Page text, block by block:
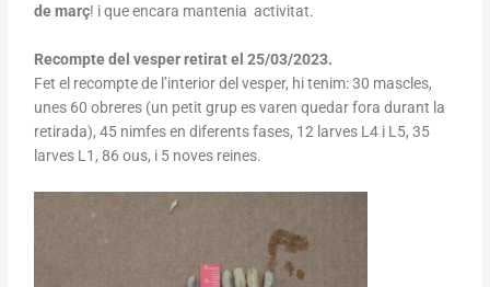
de març! i que encara mantenia activitat.
Recompte del vesper retirat el 25/03/2023.
Fet el recompte de l’interior del vesper, hi tenim: 30 mascles,
unes 60 obreres (un petit grup es varen quedar fora durant la
retirada), 45 nimfes en diferents fases, 12 larves L4 i L5, 35
larves L1, 86 ous, i 5 noves reines.